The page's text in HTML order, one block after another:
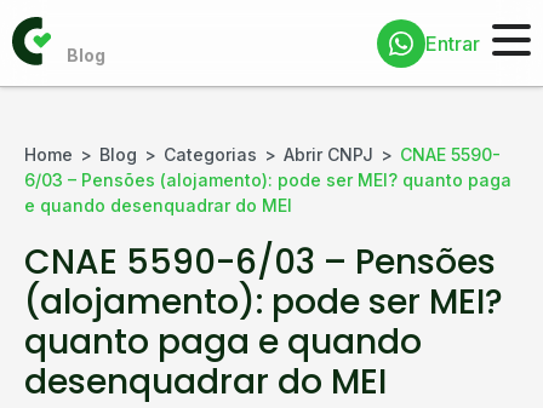
Entrar
Home Blog Categorias Abrir CNPJ
CNAE 5590-
6/03 – Pensões (alojamento): pode ser MEI? quanto paga
e quando desenquadrar do MEI
CNAE 5590-6/03 – Pensões
(alojamento): pode ser MEI?
quanto paga e quando
desenquadrar do MEI